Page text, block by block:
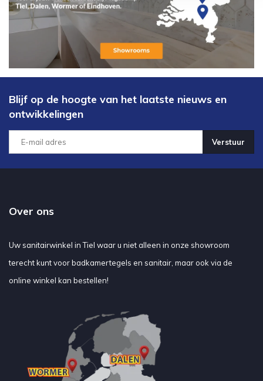
Blijf op de hoogte van het laatste nieuws en
ontwikkelingen
Verstuur
Over ons
Uw sanitairwinkel in Tiel waar u niet alleen in onze showroom
terecht kunt voor badkamertegels en sanitair, maar ook via de
online winkel kan bestellen!